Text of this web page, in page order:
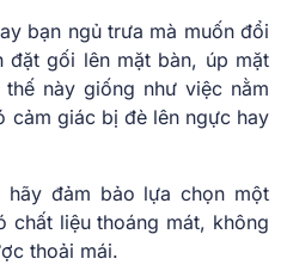
bạn ngủ trưa mà muốn đổi
gối lên mặt bàn, úp mặt
này giống như việc nằm
cảm giác bị đè lên ngực hay
đảm bảo lựa chọn một
chất liệu thoáng mát, không
thoải mái.